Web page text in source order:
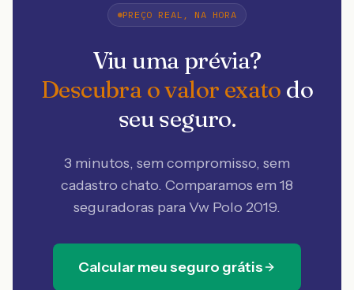
PREÇO REAL, NA HORA
Viu uma prévia?
Descubra o valor exato do
seu seguro.
3 minutos, sem compromisso, sem
cadastro chato. Comparamos em 18
seguradoras para Vw Polo 2019.
Calcular meu seguro grátis